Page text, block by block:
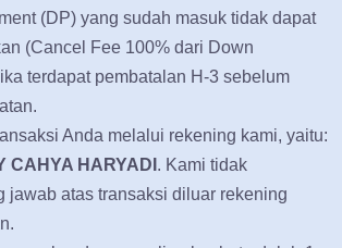
(DP) yang sudah masuk tidak dapat
(Cancel Fee 100% dari Down
terdapat pembatalan H-3 sebelum
Anda melalui rekening kami, yaitu:
CAHYA HARYADI . Kami tidak
jawab atas transaksi diluar rekening